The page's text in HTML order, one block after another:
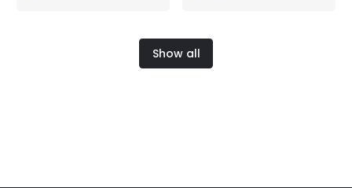
Show all